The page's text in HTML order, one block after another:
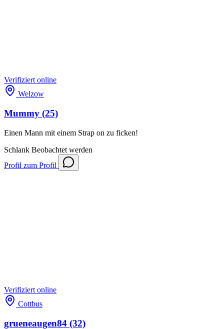
Verifiziert online
Welzow
Mummy (25)
Einen Mann mit einem Strap on zu ficken!
Schlank Beobachtet werden
Profil zum Profil
Verifiziert online
Cottbus
grueneaugen84 (32)